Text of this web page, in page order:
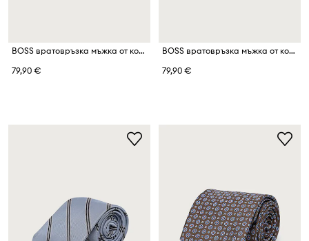
BOSS вратовръзка мъжка от коприна H-TIE CM
79,90 €
BOSS вратовръзка мъжка от коприна H-TIE CM
79,90 €